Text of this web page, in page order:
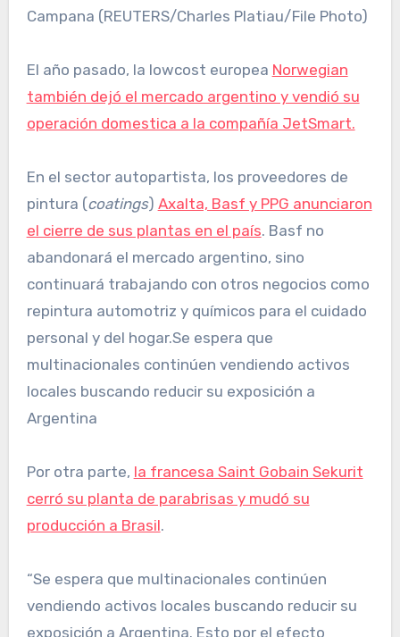
Campana (REUTERS/Charles Platiau/File Photo)
El año pasado, la lowcost europea Norwegian
también dejó el mercado argentino y vendió su
operación domestica a la compañía JetSmart.
En el sector autopartista, los proveedores de
pintura (coatings) Axalta, Basf y PPG anunciaron
el cierre de sus plantas en el país. Basf no
abandonará el mercado argentino, sino
continuará trabajando con otros negocios como
repintura automotriz y químicos para el cuidado
personal y del hogar.Se espera que
multinacionales continúen vendiendo activos
locales buscando reducir su exposición a
Argentina
Por otra parte, la francesa Saint Gobain Sekurit
cerró su planta de parabrisas y mudó su
producción a Brasil.
“Se espera que multinacionales continúen
vendiendo activos locales buscando reducir su
exposición a Argentina. Esto por el efecto